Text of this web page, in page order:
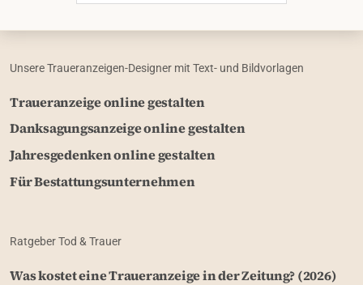
Unsere Traueranzeigen-Designer mit Text- und Bildvorlagen
Traueranzeige online gestalten
Danksagungsanzeige online gestalten
Jahresgedenken online gestalten
Für Bestattungsunternehmen
Ratgeber Tod & Trauer
Was kostet eine Traueranzeige in der Zeitung? (2026)